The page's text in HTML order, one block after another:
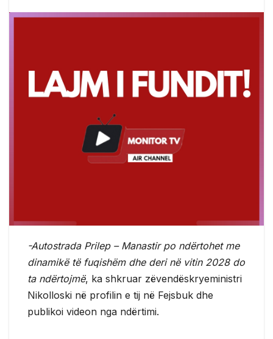
-Autostrada Prilep – Manastir po ndërtohet me
dinamikë të fuqishëm dhe deri në vitin 2028 do
ta ndërtojmë, ka shkruar zëvendëskryeministri
Nikolloski në profilin e tij në Fejsbuk dhe
publikoi videon nga ndërtimi.